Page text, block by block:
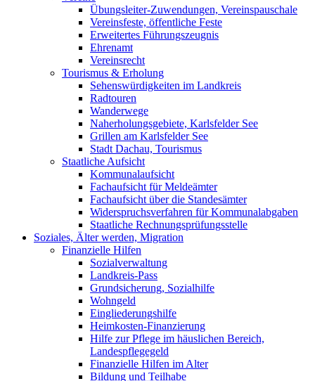
Übungsleiter-Zuwendungen, Vereinspauschale
Vereinsfeste, öffentliche Feste
Erweitertes Führungszeugnis
Ehrenamt
Vereinsrecht
Tourismus & Erholung
Sehenswürdigkeiten im Landkreis
Radtouren
Wanderwege
Naherholungsgebiete, Karlsfelder See
Grillen am Karlsfelder See
Stadt Dachau, Tourismus
Staatliche Aufsicht
Kommunalaufsicht
Fachaufsicht für Meldeämter
Fachaufsicht über die Standesämter
Widerspruchsverfahren für Kommunalabgaben
Staatliche Rechnungsprüfungsstelle
Soziales, Älter werden, Migration
Finanzielle Hilfen
Sozialverwaltung
Landkreis-Pass
Grundsicherung, Sozialhilfe
Wohngeld
Eingliederungshilfe
Heimkosten-Finanzierung
Hilfe zur Pflege im häuslichen Bereich,
Landespflegegeld
Finanzielle Hilfen im Alter
Bildung und Teilhabe